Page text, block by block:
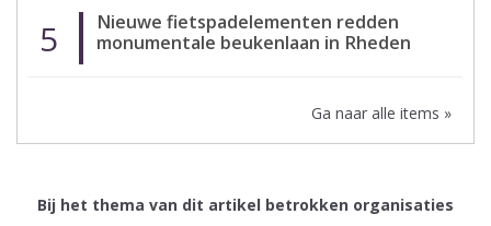
5
Nieuwe fietspadelementen redden
monumentale beukenlaan in Rheden
Ga naar alle items »
Bij het thema van dit artikel betrokken organisaties